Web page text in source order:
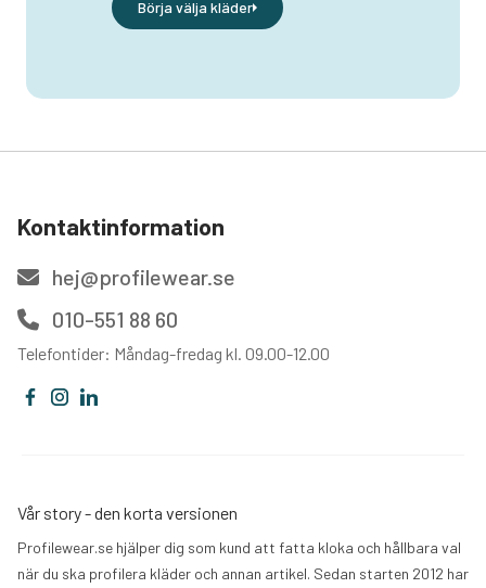
Börja välja kläder
Kontaktinformation
hej@profilewear.se
010-551 88 60
Telefontider: Måndag-fredag kl. 09.00-12.00
Vår story - den korta versionen
Profilewear.se hjälper dig som kund att fatta kloka och hållbara val
när du ska profilera kläder och annan artikel. Sedan starten 2012 har